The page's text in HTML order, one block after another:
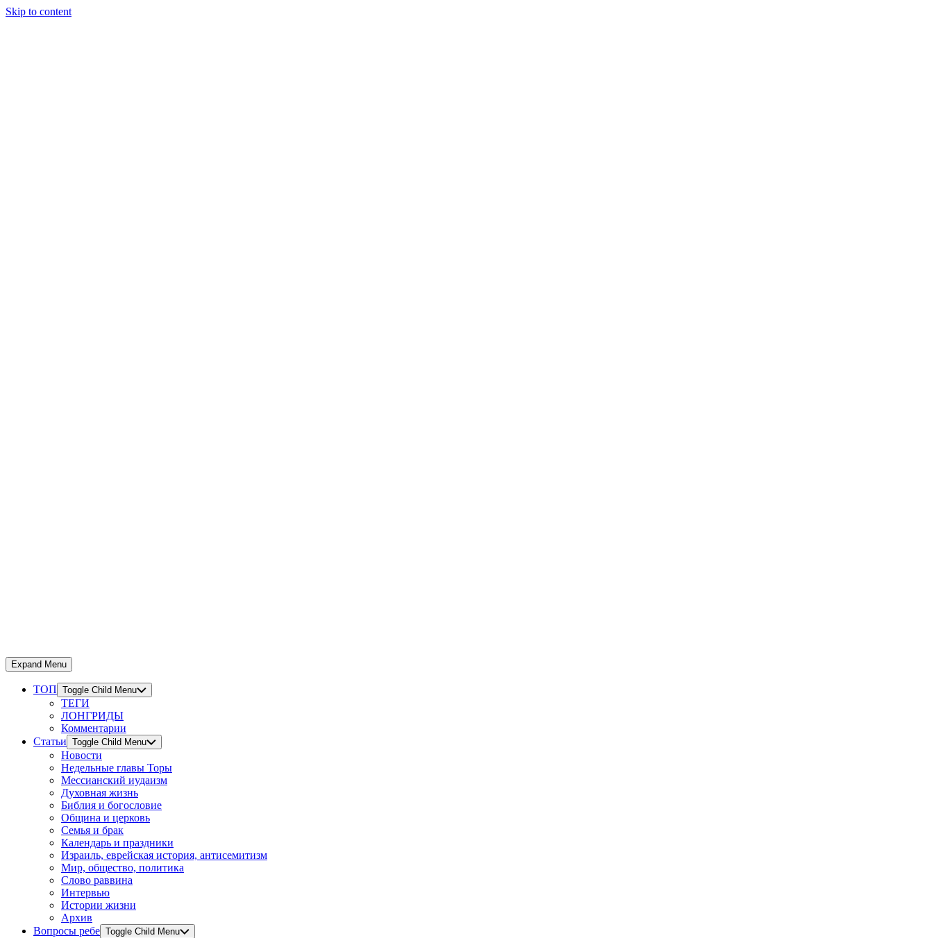
Skip to content
Expand Menu
ТОП Toggle Child Menu
ТЕГИ
ЛОНГРИДЫ
Комментарии
Статьи Toggle Child Menu
Новости
Недельные главы Торы
Мессианский иудаизм
Духовная жизнь
Библия и богословие
Община и церковь
Семья и брак
Календарь и праздники
Израиль, еврейская история, антисемитизм
Мир, общество, политика
Слово раввина
Интервью
Истории жизни
Архив
Вопросы ребе Toggle Child Menu